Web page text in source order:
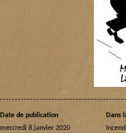
Date de publication
mercredi 8 janvier 2020
Dans